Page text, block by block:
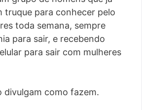
truque para conhecer pelo
toda semana, sempre
para sair, e recebendo
para sair com mulheres
divulgam como fazem.